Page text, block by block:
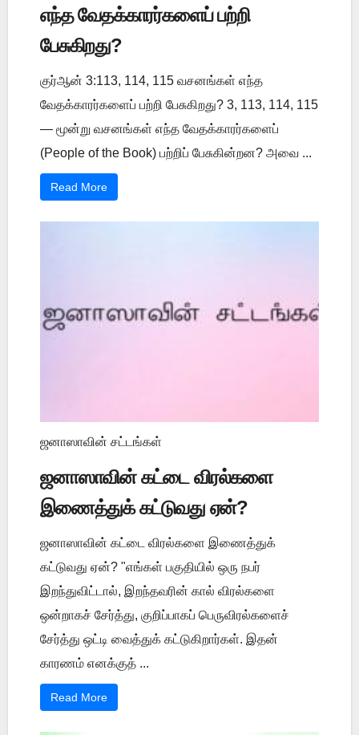
எந்த வேதக்காரர்களைப் பற்றி
பேசுகிறது?
குர்ஆன் 3:113, 114, 115 வசனங்கள் எந்த
வேதக்காரர்களைப் பற்றி பேசுகிறது? 3, 113, 114, 115
— மூன்று வசனங்கள் எந்த வேதக்காரர்களைப்
(People of the Book) பற்றிப் பேசுகின்றன? அவை ...
Read More
ஜனாஸாவின் சட்டங்கள்
ஜனாஸாவின் கட்டை விரல்களை
இணைத்துக் கட்டுவது ஏன்?
ஜனாஸாவின் கட்டை விரல்களை இணைத்துக்
கட்டுவது ஏன்? "எங்கள் பகுதியில் ஒரு நபர்
இறந்துவிட்டால், இறந்தவரின் கால் விரல்களை
ஒன்றாகச் சேர்த்து, குறிப்பாகப் பெருவிரல்களைச்
சேர்த்து ஒட்டி வைத்துக் கட்டுகிறார்கள். இதன்
காரணம் எனக்குத் ...
Read More